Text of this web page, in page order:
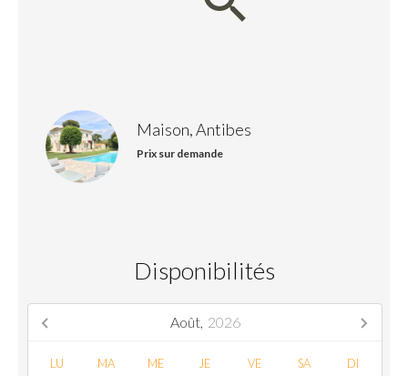
Maison, Antibes
Prix sur demande
Disponibilités
Août, 2026
LU MA ME JE VE SA DI